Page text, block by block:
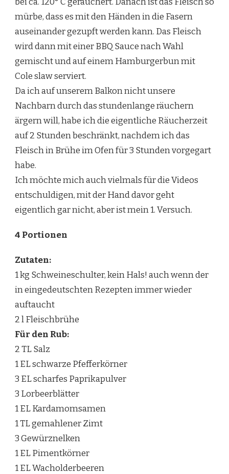
mürbe, dass es mit den Händen in die Fasern
auseinander gezupft werden kann. Das Fleisch
wird dann mit einer BBQ Sauce nach Wahl
gemischt und auf einem Hamburgerbun mit
Cole slaw serviert.
Da ich auf unserem Balkon nicht unsere
Nachbarn durch das stundenlange räuchern
ärgern will, habe ich die eigentliche Räucherzeit
auf 2 Stunden beschränkt, nachdem ich das
Fleisch in Brühe im Ofen für 3 Stunden vorgegart
habe.
Ich möchte mich auch vielmals für die Videos
entschuldigen, mit der Hand davor geht
eigentlich gar nicht, aber ist mein 1. Versuch.
4 Portionen
Zutaten:
1 kg Schweineschulter, kein Hals! auch wenn der
in eingedeutschten Rezepten immer wieder
auftaucht
2 l Fleischbrühe
Für den Rub:
2 TL Salz
1 EL schwarze Pfefferkörner
3 EL scharfes Paprikapulver
3 Lorbeerblätter
1 EL Kardamomsamen
1 TL gemahlener Zimt
3 Gewürznelken
1 EL Pimentkörner
1 EL Wacholderbeeren